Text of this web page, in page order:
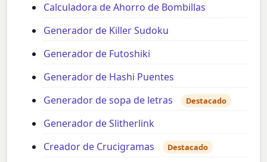
Calculadora de Ahorro de Bombillas
Generador de Killer Sudoku
Generador de Futoshiki
Generador de Hashi Puentes
Generador de sopa de letras
Destacado
Generador de Slitherlink
Creador de Crucigramas
Destacado